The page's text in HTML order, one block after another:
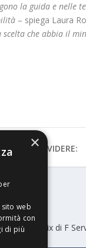
la guida e nelle
– spiega Laura
scelta che abbia il
CONDIVIDERE:
Phoenix di F
×
web
con
di più